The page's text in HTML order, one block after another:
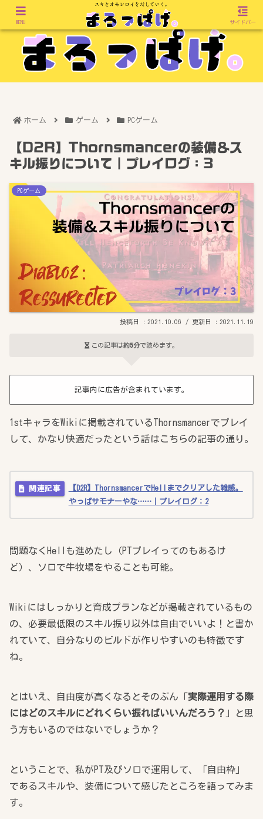
ホーム ゲーム PCゲーム
【D2R】Thornsmancerの装備＆ス
キル振りについて｜プレイログ：3
PCゲーム
2021.10.06 2021.11.19
この記事は約5分で読めます。
記事内に広告が含まれています。
1stキャラをWikiに掲載されているThornsmancerでプレイ
して、かなり快適だったという話はこちらの記事の通り。
【D2R】ThornsmancerでHellまでクリアした雑感。
やっぱサモナーやな……｜プレイログ：2
問題なくHellも進めたし（PTプレイってのもあるけ
ど）、ソロで牛牧場をやることも可能。
Wikiにはしっかりと育成プランなどが掲載されているもの
の、必要最低限のスキル振り以外は自由でいいよ！と書か
れていて、自分なりのビルドが作りやすいのも特徴です
ね。
とはいえ、自由度が高くなるとそのぶん「 実際運用する際
にはどのスキルにどれくらい振ればいいんだろう？ 」と思
う方もいるのではないでしょうか？
ということで、私がPT及びソロで運用して、「自由枠」
であるスキルや、装備について感じたところを語ってみま
す。
MENU サイドバー